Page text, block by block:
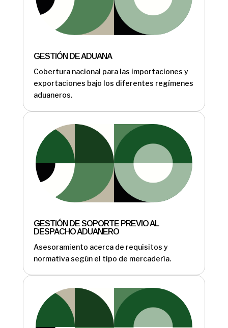
GESTIÓN DE ADUANA
Cobertura nacional para las importaciones y
exportaciones bajo los diferentes regímenes
aduaneros.
GESTIÓN DE SOPORTE PREVIO AL
DESPACHO ADUANERO
Asesoramiento acerca de requisitos y
normativa según el tipo de mercadería.